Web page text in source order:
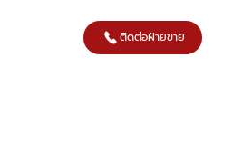
ติดต่อฝ่ายขาย